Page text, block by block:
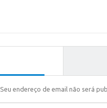
Seu endereço de email não será